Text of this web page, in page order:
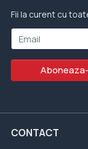
Fii la curent cu
Email
CONTACT